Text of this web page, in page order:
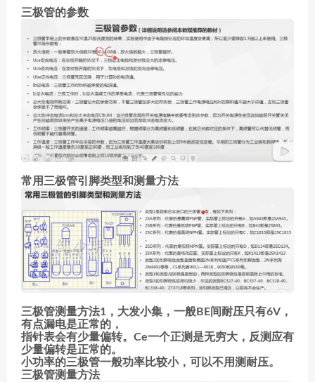
三极管的参数
常用三极管引脚类型和测量方法
三极管测量方法1，大发小集，一般BE间耐压只有6V，
有点漏电是正常的，
指针表会有少量偏转。Ce一个正测是无穷大，反测应有
少量偏转是正常的。
小功率的三极管一般功率比较小，可以不用测耐压。
三极管测量方法